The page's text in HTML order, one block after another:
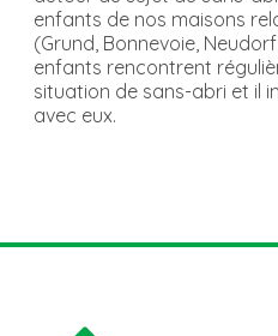
enfants de nos maisons
(Grund, Bonnevoie,
enfants rencontrent
situation de sans-abri et il
avec eux.